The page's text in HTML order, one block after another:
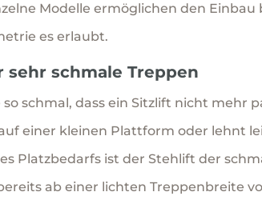
Modelle ermöglichen den
es erlaubt.
schmale Treppen
so schmal, dass ein Sitzlift nicht mehr
einer kleinen Plattform oder lehnt
Platzbedarfs ist der Stehlift der
ab einer lichten Treppenbreite